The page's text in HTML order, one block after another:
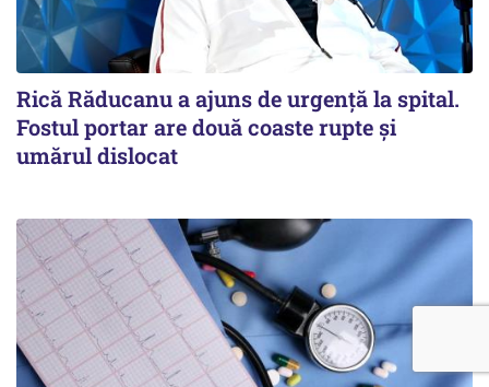
Rică Răducanu a ajuns de urgență la spital.
Fostul portar are două coaste rupte și
umărul dislocat